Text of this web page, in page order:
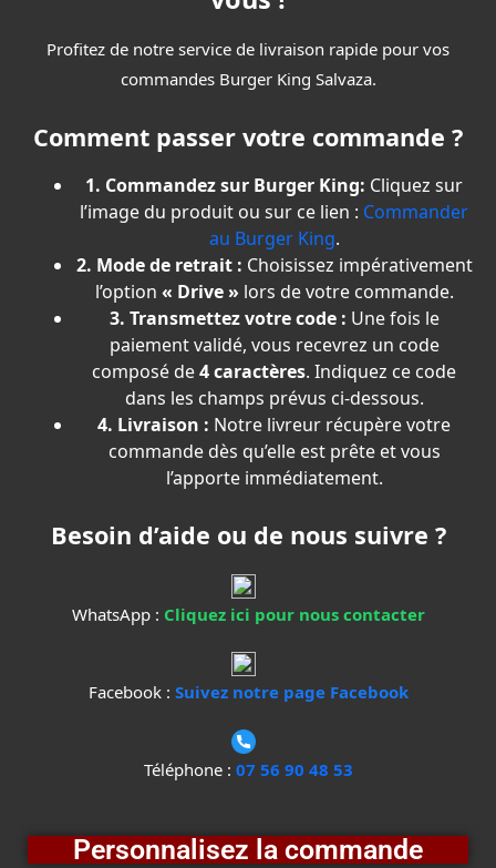
Profitez de notre service de livraison rapide pour vos
commandes Burger King Salvaza.
Comment passer votre commande ?
1. Commandez sur Burger King: Cliquez sur
l’image du produit ou sur ce lien : Commander
au Burger King.
2. Mode de retrait : Choisissez impérativement
l’option « Drive » lors de votre commande.
3. Transmettez votre code : Une fois le
paiement validé, vous recevrez un code
composé de4 caractères. Indiquez ce code
dans les champs prévus ci-dessous.
4. Livraison : Notre livreur récupère votre
commande dès qu’elle est prête et vous
l’apporte immédiatement.
Besoin d’aide ou de nous suivre ?
WhatsApp : Cliquez ici pour nous contacter
Facebook : Suivez notre page Facebook
Téléphone : 07 56 90 48 53
Personnalisez la commande